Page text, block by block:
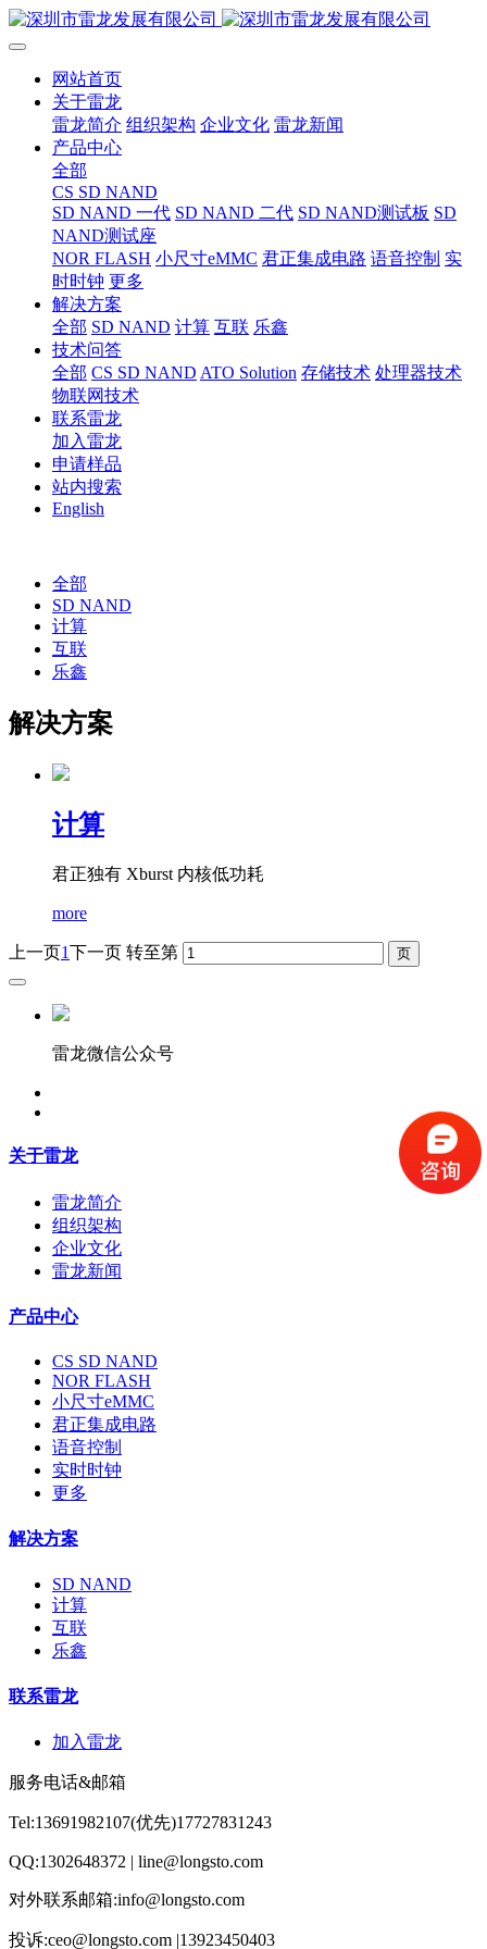
网站首页
关于雷龙
雷龙简介 组织架构 企业文化 雷龙新闻
产品中心
全部
CS SD NAND
SD NAND 一代 SD NAND 二代 SD NAND测试板 SD
NAND测试座
NOR FLASH 小尺寸eMMC 君正集成电路 语音控制 实
时时钟 更多
解决方案
全部 SD NAND 计算 互联 乐鑫
技术问答
全部 CS SD NAND ATO Solution 存储技术 处理器技术
物联网技术
联系雷龙
加入雷龙
申请样品
站内搜索
English
全部
SD NAND
计算
互联
乐鑫
解决方案
计算
君正独有 Xburst 内核低功耗
more
上一页1下一页 转至第
雷龙微信公众号
关于雷龙
雷龙简介
组织架构
企业文化
雷龙新闻
产品中心
CS SD NAND
NOR FLASH
小尺寸eMMC
君正集成电路
语音控制
实时时钟
更多
解决方案
SD NAND
计算
互联
乐鑫
联系雷龙
加入雷龙
服务电话&邮箱
Tel:13691982107(优先)17727831243
QQ:1302648372 | line@longsto.com
对外联系邮箱:info@longsto.com
投诉:ceo@longsto.com |13923450403